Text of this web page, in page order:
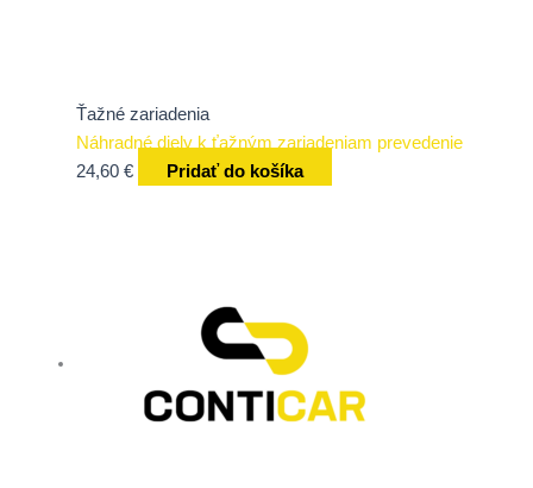
Ťažné zariadenia
Náhradné diely k ťažným zariadeniam prevedenie
24,60 € Pridať do košíka